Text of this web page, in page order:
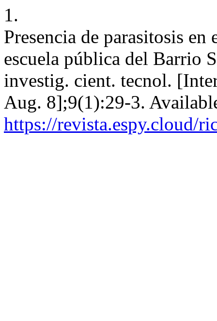
1.
Presencia de parasitosis en
escuela pública del Barrio
investig. cient. tecnol.
Aug. 8];9(1):29-3.
https://revista.espy.cloud/